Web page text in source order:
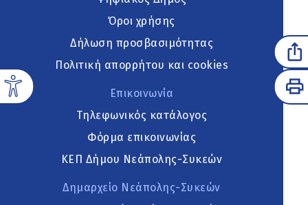
Όροι χρήσης
Δήλωση προσβασιμότητας
Πολιτική απορρήτου και cookies
Επικοινωνία
Τηλεφωνικός κατάλογος
Φόρμα επικοινωνίας
ΚΕΠ Δήμου Νεάπολης-Συκεών
Δημαρχείο Νεάπολης-Συκεών